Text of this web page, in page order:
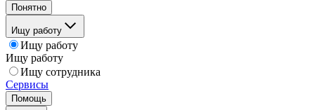
Понятно
Ищу работу
Ищу работу
Ищу работу
Ищу сотрудника
Сервисы
Помощь